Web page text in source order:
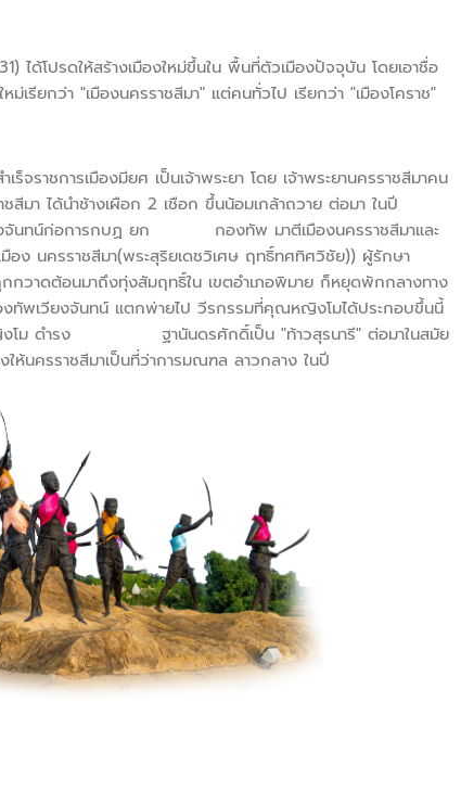
ด้โปรดให้สร้างเมืองใหม่ขึ้นใน พื้นที่ตัวเมืองปัจจุบัน โดยเอาชื่อ
รียกว่า "เมืองนครราชสีมา" แต่คนทั่วไป เรียกว่า "เมืองโคราช"
ราชการเมืองมียศ เป็นเจ้าพระยา โดย เจ้าพระยานครราชสีมาคน
ได้นำช้างเผือก 2 เชือก ขึ้นน้อมเกล้าถวาย ต่อมา ในปี
ยงจันทน์ก่อการกบฏ ยก กองทัพ มาตีเมืองนครราชสีมาและ
มือง นครราชสีมา(พระสุริยเดชวิเศษ ฤทธิ์ทศทิศวิชัย)) ผู้รักษา
กวาดต้อนมาถึงทุ่งสัมฤทธิ์ใน เขตอำเภอพิมาย ก็หยุดพักกลางทาง
งจันทน์ แตกพ่ายไป วีรกรรมที่คุณหญิงโมได้ประกอบขึ้นนี้
ญิงโม ดำรง ฐานันดรศักดิ์เป็น "ท้าวสุรนารี" ต่อมาในสมัย
าบสูงให้นครราชสีมาเป็นที่ว่าการมณฑล ลาวกลาง ในปี